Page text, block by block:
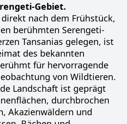
Gebiet.
nach dem Frühstück,
berühmten Serengeti-
Tansanias gelegen, ist
des bekannten
für hervorragende
von Wildtieren.
Landschaft ist geprägt
durchbrochen
Akazienwäldern und